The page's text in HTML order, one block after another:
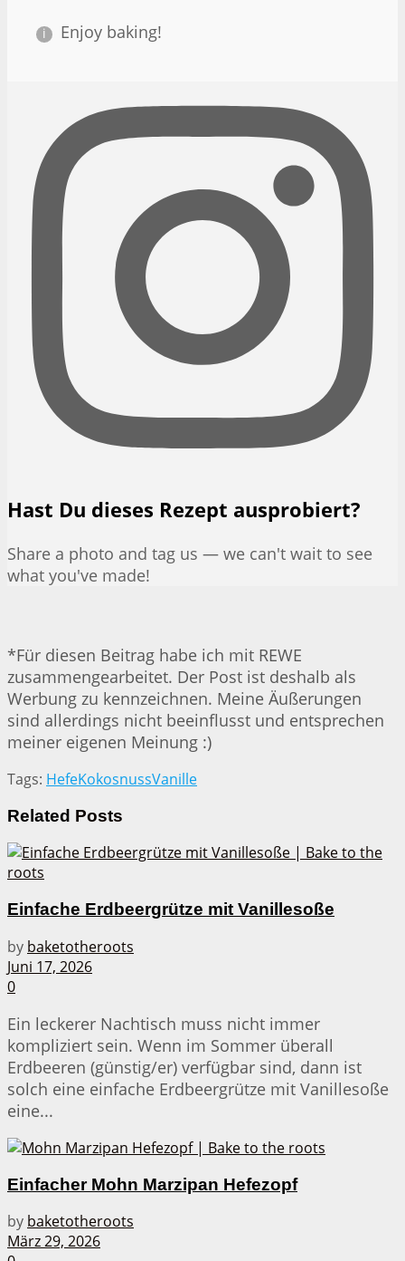
Enjoy baking!
Hast Du dieses Rezept ausprobiert?
Share a photo and tag us — we can't wait to see
what you've made!
*Für diesen Beitrag habe ich mit REWE
zusammengearbeitet. Der Post ist deshalb als
Werbung zu kennzeichnen. Meine Äußerungen
sind allerdings nicht beeinflusst und entsprechen
meiner eigenen Meinung :)
Tags: HefeKokosnussVanille
Related Posts
Einfache Erdbeergrütze mit Vanillesoße
by baketotheroots
Juni 17, 2026
0
Ein leckerer Nachtisch muss nicht immer
kompliziert sein. Wenn im Sommer überall
Erdbeeren (günstig/er) verfügbar sind, dann ist
solch eine einfache Erdbeergrütze mit Vanillesoße
eine...
Einfacher Mohn Marzipan Hefezopf
by baketotheroots
März 29, 2026